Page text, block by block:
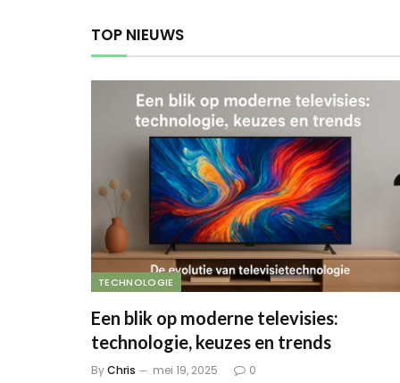
TOP NIEUWS
TECHNOLOGIE
Een blik op moderne televisies:
technologie, keuzes en trends
ByChris mei 19, 2025 0